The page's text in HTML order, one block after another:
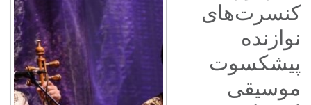
کنسرت‌های
نوازنده
پیشکسوت
موسیقی